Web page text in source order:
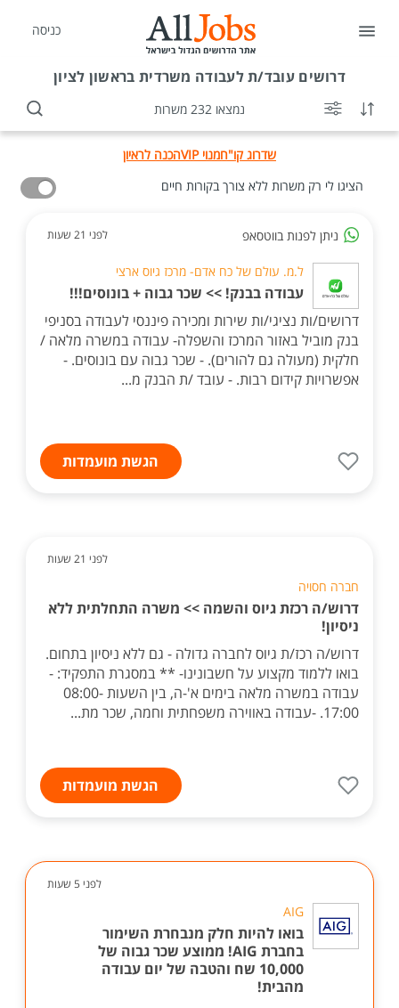
כניסה
דרושיםעובד/ת לעבודה משרדית בראשון לציון
נמצאו 232 משרות
שדרוג קו"חמנוי VIP
הכנה לראיון
הציגו לי רק משרות ללא צורך בקורות חיים
ניתן לפנות בווטסאפ לפני 21 שעות
ל.מ. עולם של כח אדם- מרכז גיוס ארצי
עבודה בבנק! >> שכר גבוה + בונוסים!!!
דרושים/ות נציגי/ות שירות ומכירה פיננסי לעבודה בסניפי
בנק מוביל באזור המרכז והשפלה- עבודה במשרה מלאה /
חלקית (מעולה גם להורים). - שכר גבוה עם בונוסים. -
אפשרויות קידום רבות. - עובד /ת הבנק מ...
הגשת מועמדות
לפני 21 שעות
חברה חסויה
דרוש/ה רכזת גיוס והשמה >> משרה התחלתית ללא
ניסיון!
דרוש/ה רכז/ת גיוס לחברה גדולה - גם ללא ניסיון בתחום.
בואו ללמוד מקצוע על חשבונינו- ** במסגרת התפקיד: -
עבודה במשרה מלאה בימים א'-ה, בין השעות 08:00-
17:00. -עבודה באווירה משפחתית וחמה, שכר מת...
הגשת מועמדות
לפני 5 שעות
AIG
בואו להיות חלק מנבחרת השימור
בחברת AIG! ממוצע שכר גבוה של
10,000 שח והטבה של יום עבודה
מהבית!